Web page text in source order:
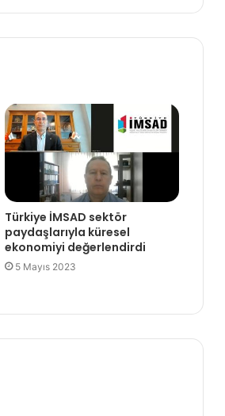
Türkiye İMSAD sektör
paydaşlarıyla küresel
ekonomiyi değerlendirdi
5 Mayıs 2023